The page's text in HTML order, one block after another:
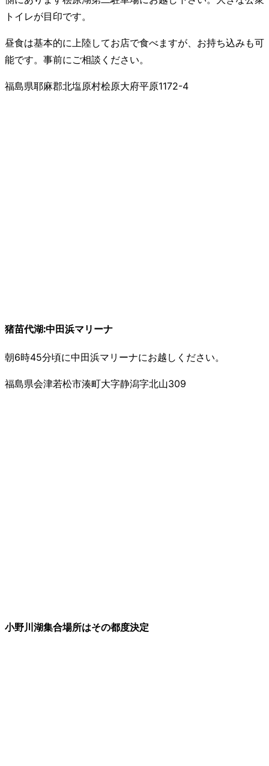
トイレが目印です。
昼食は基本的に上陸してお店で食べますが、お持ち込みも可
能です。事前にご相談ください。
福島県耶麻郡北塩原村桧原大府平原1172-4
猪苗代湖:中田浜マリーナ
朝6時45分頃に中田浜マリーナにお越しください。
福島県会津若松市湊町大字静潟字北山309
小野川湖集合場所はその都度決定